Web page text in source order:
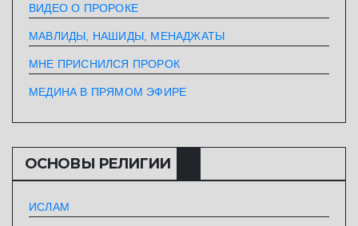
ВИДЕО О ПРОРОКЕ
МАВЛИДЫ, НАШИДЫ, МЕНАДЖАТЫ
МНЕ ПРИСНИЛСЯ ПРОРОК
МЕДИНА В ПРЯМОМ ЭФИРЕ
ОСНОВЫ РЕЛИГИИ
ИСЛАМ